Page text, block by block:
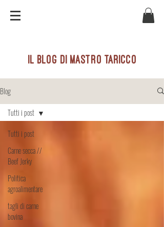
il blog di mastro taricco
Blog
Tutti i post
Carne secca //
Beef Jerky
Politica
agroalimentare
tagli di carne
bovina
Tutti i post